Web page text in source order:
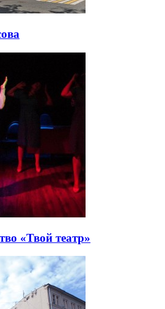
«Твой театр»